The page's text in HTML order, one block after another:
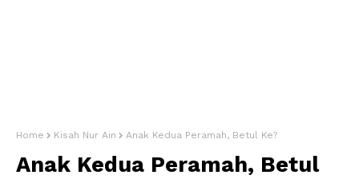
Home Kisah Nur Ain Anak Kedua Peramah, Betul Ke?
Anak Kedua Peramah, Betul